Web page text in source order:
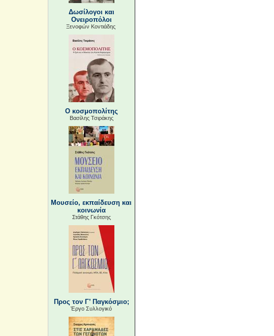
Δωσίλογοι και
Ονειροπόλοι
Ξενοφών Κοντιάδης
Ο κοσμοπολίτης
Βασίλης Τσιράκης
Μουσείο, εκπαίδευση και
κοινωνία
Στάθης Γκότσης
Προς τον Γ’ Παγκόσμιο;
Έργο Συλλογικό